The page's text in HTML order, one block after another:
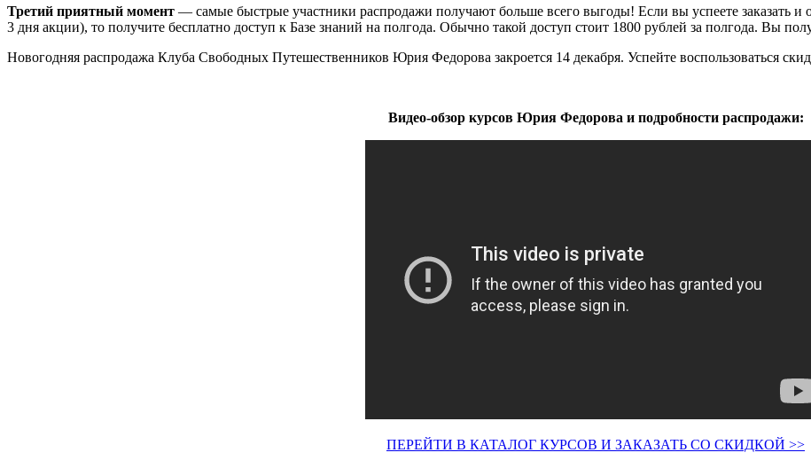
Третий приятный момент — самые быстрые участники распродажи получают больше всего выгоды! Если вы успеете заказать и
3 дня акции), то получите бесплатно доступ к Базе знаний на полгода. Обычно такой доступ стоит 1800 рублей за полгода. Вы
Новогодняя распродажа Клуба Свободных Путешественников Юрия Федорова закроется 14 декабря. Успейте воспользоваться
Видео-обзор курсов Юрия Федорова и подробности распродажи:
ПЕРЕЙТИ В КАТАЛОГ КУРСОВ И ЗАКАЗАТЬ СО СКИДКОЙ >>